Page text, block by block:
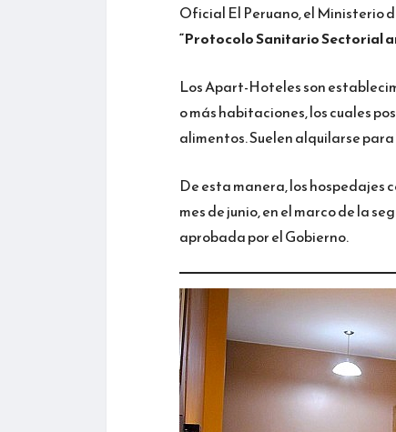
Oficial El Peruano, el Ministerio
“Protocolo Sanitario Sectorial
Los Apart-Hoteles son
o más habitaciones, los cuales
alimentos. Suelen alquilarse
De esta manera, los hospedajes
mes de junio, en el marco de la
aprobada por el Gobierno.